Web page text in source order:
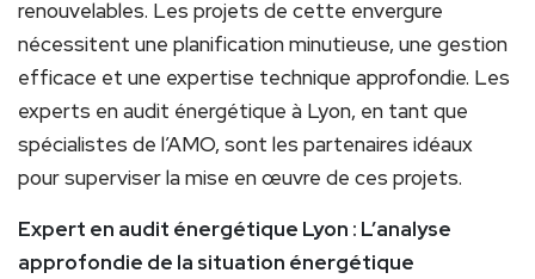
renouvelables. Les projets de cette envergure
nécessitent une planification minutieuse, une gestion
efficace et une expertise technique approfondie. Les
experts en audit énergétique à Lyon, en tant que
spécialistes de l’AMO, sont les partenaires idéaux
pour superviser la mise en œuvre de ces projets.
Expert en audit énergétique Lyon : L’analyse
approfondie de la situation énergétique